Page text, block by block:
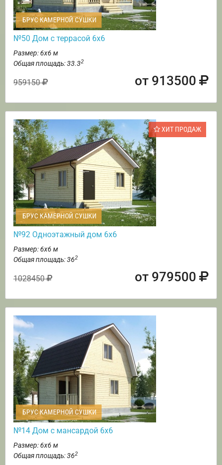
БРУС КАМЕРНОЙ СУШКИ
№50 Дом с террасой 6х6
Размер: 6х6 м
Общая площадь: 33.32
959150 от 913500
ХИТ ПРОДАЖ
БРУС КАМЕРНОЙ СУШКИ
№92 Одноэтажный дом 6х6
Размер: 6х6 м
Общая площадь: 362
1028450 от 979500
БРУС КАМЕРНОЙ СУШКИ
№14 Дом с мансардой 6х6
Размер: 6х6 м
Общая площадь: 362